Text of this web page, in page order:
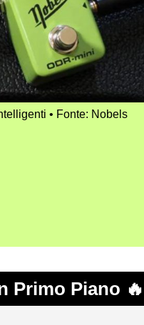
Fonte: Nobels
Primo Piano 🔥